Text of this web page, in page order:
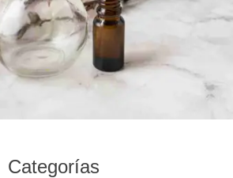
Categorías